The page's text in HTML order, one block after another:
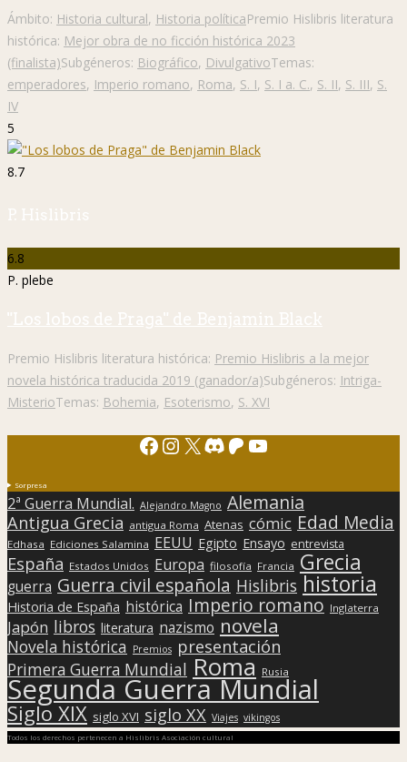
Ámbito: Historia cultural, Historia políticaPremio Hislibris literatura
histórica: Mejor obra de no ficción histórica 2023
(finalista)Subgéneros: Biográfico, DivulgativoTemas:
emperadores, Imperio romano, Roma, S. I, S. I a. C., S. II, S. III, S.
IV
5
8.7
P. Hislibris
6.8
P. plebe
"Los lobos de Praga" de Benjamin Black
Premio Hislibris literatura histórica: Premio Hislibris a la mejor
novela histórica traducida 2019 (ganador/a)Subgéneros: Intriga-
MisterioTemas: Bohemia, Esoterismo, S. XVI
Facebook
Instagram
X Discord
Patreon
YouTube
Sorpresa
2ª Guerra Mundial. Alejandro Magno Alemania
Antigua Grecia antigua Roma Atenas cómic Edad Media
Edhasa Ediciones Salamina EEUU Egipto Ensayo entrevista
España Estados Unidos Europa filosofía Francia Grecia
guerra Guerra civil española Hislibris historia
Historia de España histórica Imperio romano Inglaterra
Japón libros literatura nazismo novela
Novela histórica Premios presentación
Primera Guerra Mundial Roma Rusia
Segunda Guerra Mundial
Siglo XIX siglo XVI siglo XX Viajes vikingos
Todos los derechos pertenecen a Hislibris Asociación cultural